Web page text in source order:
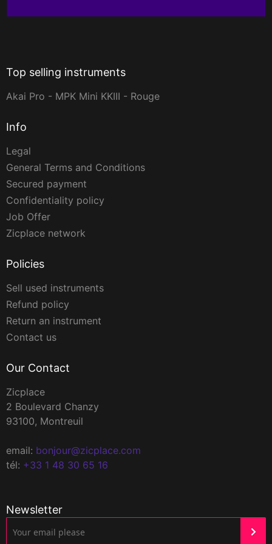
Top selling instruments
Akai Pro - MPK Mini KKIII - Rouge
Info
Legal
General Terms and Conditions
Secured payment
Confidentiality policy
Job Offer
Zicplace network
Policies
Sell used instruments
Refund policy
Return an instrument
Contact us
Our Contact
Zicplace
2 Boulevard Chanzy
93100, Montreuil
email: bonjour@zicplace.com
tél: +33 1 48 30 65 16
Newsletter